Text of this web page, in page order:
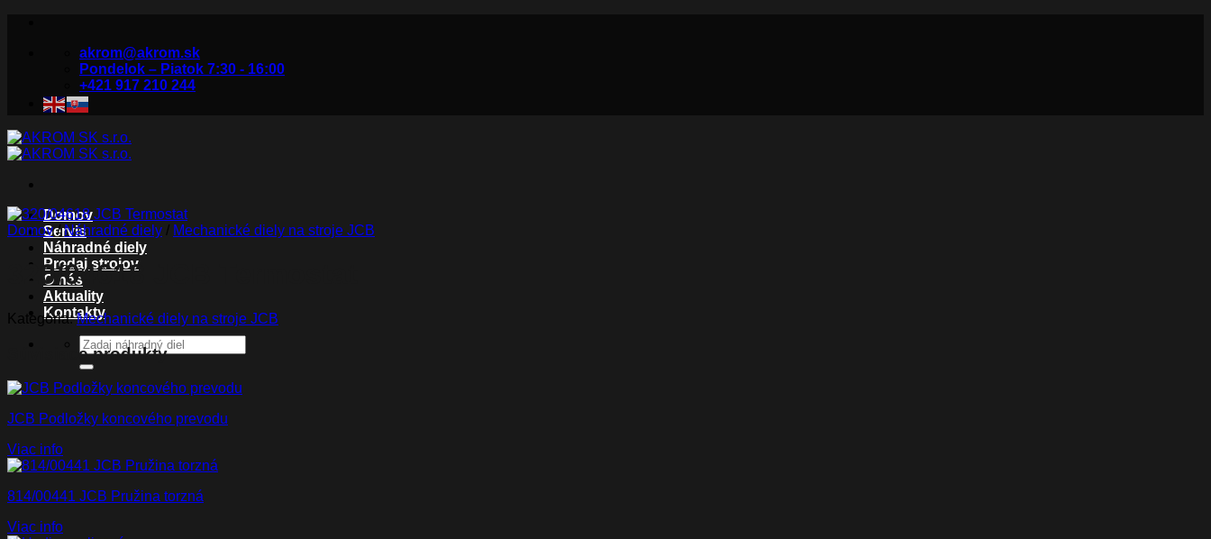
akrom@akrom.sk
Pondelok – Piatok 7:30 - 16:00
+421 917 210 244
Domov
Servis
Náhradné diely
Predaj strojov
O nás
Aktuality
Kontakty
Hľadať:
Domov / Náhradné diely / Mechanické diely na stroje JCB
320/04618 JCB Termostat
Kategória:Mechanické diely na stroje JCB
Súvisiace produkty
JCB Podložky koncového prevodu
Viac info
814/00441 JCB Pružina torzná
Viac info